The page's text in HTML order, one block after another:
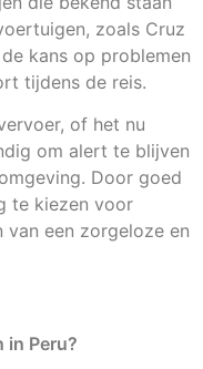
zoals Cruz
kans op problemen
tijdens de reis.
of het nu
om alert te blijven
Door goed
te kiezen voor
van een zorgeloze en
in Peru?